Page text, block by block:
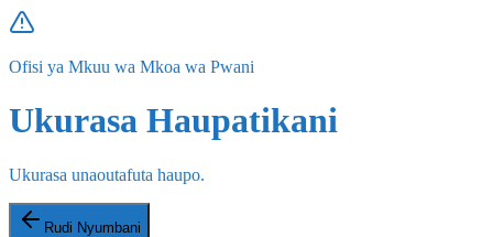
Ofisi ya Mkuu wa Mkoa wa Pwani
Ukurasa Haupatikani
Ukurasa unaoutafuta haupo.
Rudi Nyumbani